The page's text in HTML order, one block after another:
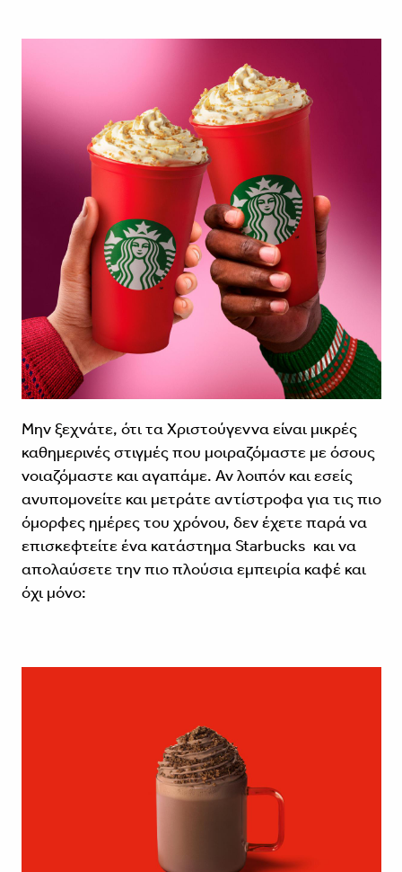
Μην ξεχνάτε, ότι τα Χριστούγεννα είναι μικρές
καθημερινές στιγμές που μοιραζόμαστε με όσους
νοιαζόμαστε και αγαπάμε. Αν λοιπόν και εσείς
ανυπομονείτε και μετράτε αντίστροφα για τις πιο
όμορφες ημέρες του χρόνου, δεν έχετε παρά να
επισκεφτείτε ένα κατάστημα Starbucks και να
απολαύσετε την πιο πλούσια εμπειρία καφέ και
όχι μόνο: